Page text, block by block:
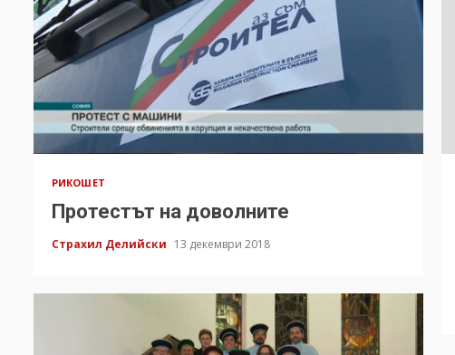
РИКОШЕТ
Протестът на доволните
Страхил Делийски 13 декември 2018